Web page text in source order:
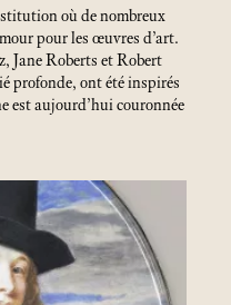
où de nombreux
pour les œuvres d’art.
Jane Roberts et Robert
profonde, ont été inspirés
est aujourd’hui couronnée